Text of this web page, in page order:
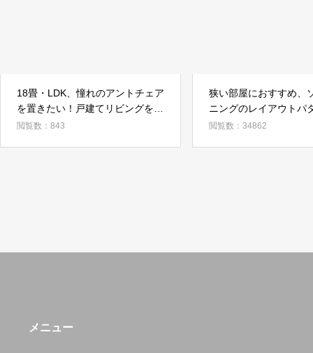
18畳・LDK、憧れのアントチェア
を置きたい！戸建てリビングを北
欧モダンテイストに
閲覧数：843
狭い部屋におすすめ、
ニングのレイアウトパ
ーディネート例
閲覧数：34862
メニュー